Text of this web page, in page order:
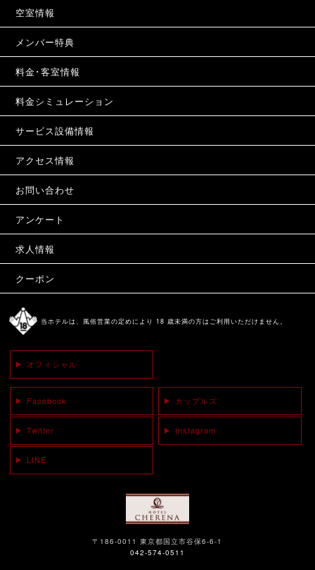
空室情報
メンバー特典
料金･客室情報
料金シミュレーション
サービス設備情報
アクセス情報
お問い合わせ
アンケート
求人情報
クーポン
当ホテルは、風俗営業の定めにより 18 歳未満の方はご利用いただけません。
オフィシャル
Facebook カップルズ
Twitter Instagram
LINE
〒186-0011 東京都国立市谷保6-6-1
042-574-0511